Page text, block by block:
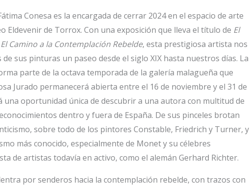
Conesa es la encargada de cerrar 2024 en el espacio de arte
Eldevenir de Torrox. Con una exposición que lleva el título de El
Camino a la Contemplación Rebelde, esta prestigiosa artista nos
sus pinturas un paseo desde el siglo XIX hasta nuestros días. La
parte de la octava temporada de la galería malagueña que
Jurado permanecerá abierta entre el 16 de noviembre y el 31 de
una oportunidad única de descubrir a una autora con multitud de
dentro y fuera de España. De sus pinceles brotan
sobre todo de los pintores Constable, Friedrich y Turner, y
más conocido, especialmente de Monet y su célebres
de artistas todavía en activo, como el alemán Gerhard Richter.
por senderos hacia la contemplación rebelde, con trazos con